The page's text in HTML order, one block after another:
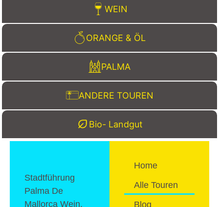
WEIN
ORANGE & ÖL
PALMA
ANDERE TOUREN
Bio- Landgut
Stadtführung
Palma De
Mallorca Wein,
Home
Alle Touren
Blog